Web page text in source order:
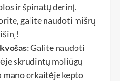
ir špinatų derinį.
galite naudoti mišrų
: Galite naudoti
skrudintų moliūgų
mano orkaitėje kepto